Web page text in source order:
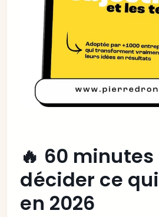
🔥 60
décider ce
en 2026